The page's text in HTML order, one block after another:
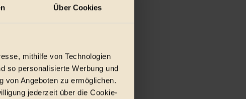
Über Cookies
mithilfe von Technologien
so personalisierte Werbung und
von Angeboten zu ermöglichen.
jederzeit über die Cookie-